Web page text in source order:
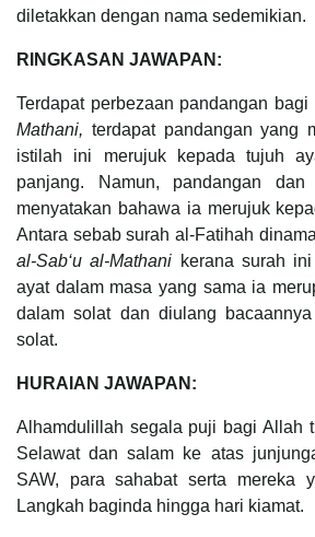
diletakkan dengan nama sedemikian.
RINGKASAN JAWAPAN:
Terdapat perbezaan pandangan
Mathani, terdapat pandangan yang
istilah ini merujuk kepada tujuh
panjang. Namun, pandangan
menyatakan bahawa ia merujuk
Antara sebab surah al-Fatihah
al-Sab‘u al-Mathani kerana surah
ayat dalam masa yang sama ia
dalam solat dan diulang
solat.
HURAIAN JAWAPAN:
Alhamdulillah segala puji bagi Allah
Selawat dan salam ke atas
SAW, para sahabat serta mereka
Langkah baginda hingga hari kiamat.